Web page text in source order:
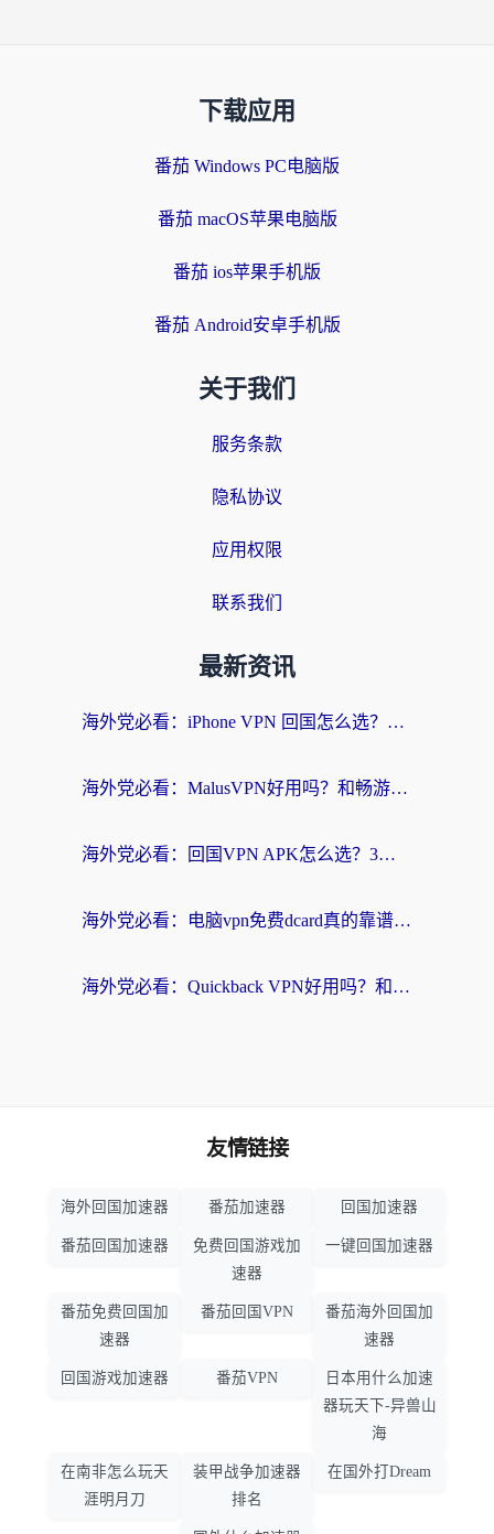
下载应用
番茄 Windows PC电脑版
番茄 macOS苹果电脑版
番茄 ios苹果手机版
番茄 Android安卓手机版
关于我们
服务条款
隐私协议
应用权限
联系我们
最新资讯
海外党必看：iPhone VPN 回国怎么选？一篇搞定无缝访问国内资源
海外党必看：MalusVPN好用吗？和畅游VPN对比哪个回国效果更好？附穿梭飞鱼神龟真实体验
海外党必看：回国VPN APK怎么选？3步教你无缝刷国内剧玩国服
海外党必看：电脑vpn免费dcard真的靠谱吗？教你选对回国加速器无缝访问国内资源
海外党必看：Quickback VPN好用吗？和小黑牛VPN对比哪个回国效果更好？附真实体验+避坑指南
友情链接
海外回国加速器 番茄加速器 回国加速器
番茄回国加速器
免费回国游戏加
速器
一键回国加速器
番茄免费回国加
速器
番茄回国VPN
番茄海外回国加
速器
回国游戏加速器 番茄VPN
日本用什么加速
器玩天下-异兽山
海
在南非怎么玩天
涯明月刀
装甲战争加速器
排名
在国外打Dream